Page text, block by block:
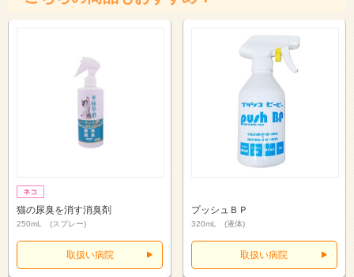
猫の尿臭を消す消臭剤
250mL (スプレー)
取扱い病院
プッシュＢＰ
320mL (液体)
取扱い病院